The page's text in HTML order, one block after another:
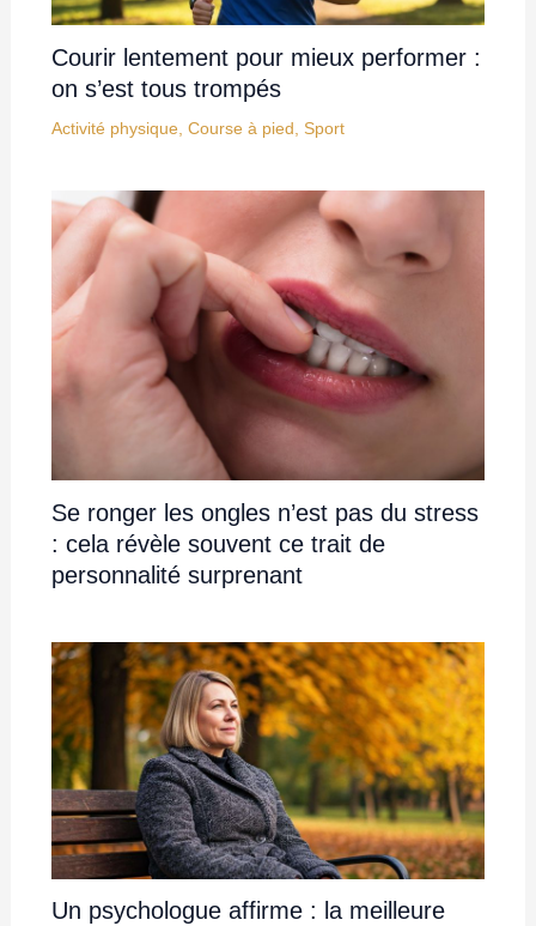
Courir lentement pour mieux performer :
on s’est tous trompés
Activité physique, Course à pied, Sport
Se ronger les ongles n’est pas du stress
: cela révèle souvent ce trait de
personnalité surprenant
Un psychologue affirme : la meilleure